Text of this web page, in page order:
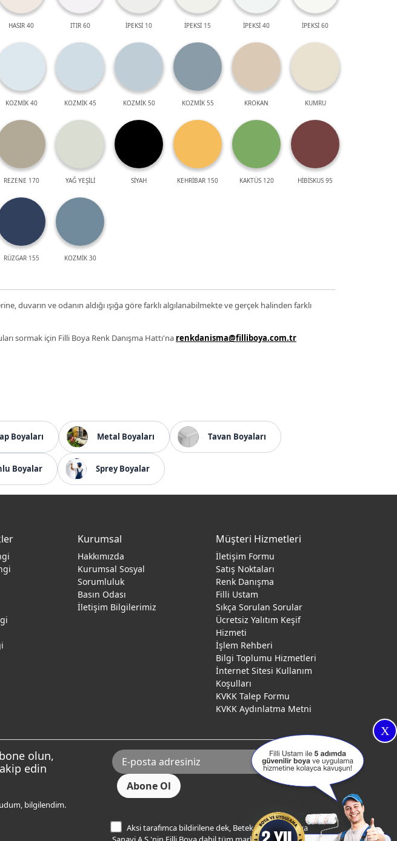
HASIR 40 ITIR 60 İPEKSİ 10 İPEKSİ 15 İPEKSİ 40 İPEKSİ 60
KOZMİK 40 KOZMİK 45 KOZMİK 50 KOZMİK 55 KROKAN KUMRU
REZENE 170 YAĞ YEŞİLİ SİYAH KEHRİBAR 150 KAKTÜS 120 HİBİSKUS 95
RÜZGAR 155 KOZMİK 30
duvarın ve odanın aldığı ışığa göre farklı algılanabilmekte ve gerçek halinden farklı
sormak için Filli Boya Renk Danışma Hattı'na renkdanisma@filliboya.com.tr
Boyaları Metal Boyaları Tavan Boyaları
Boyalar Sprey Boyalar
X
Kurumsal
Hakkımızda
Kurumsal Sosyal
Sorumluluk
Basın Odası
İletişim Bilgilerimiz
Müşteri Hizmetleri
İletişim Formu
Satış Noktaları
Renk Danışma
Filli Ustam
Sıkça Sorulan Sorular
Ücretsiz Yalıtım Keşif
Hizmeti
İşlem Rehberi
Bilgi Toplumu Hizmetleri
İnternet Sitesi Kullanım
Koşulları
KVKK Talep Formu
KVKK Aydınlatma Metni
olun,
edin
bilgilendim.
Aksi tarafımca bildirilene dek, Betek Boya ve Kimya